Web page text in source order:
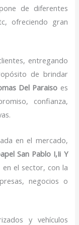
de diferentes
ofreciendo gran
entregando
de brindar
Del Paraiso es
confianza,
en el mercado,
San Pablo I,Ii Y
en el sector, con la
negocios o
y vehículos